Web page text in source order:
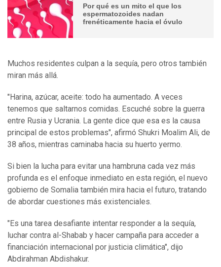
Por qué es un mito el que los
espermatozoides nadan
frenéticamente hacia el óvulo
Muchos residentes culpan a la sequía, pero otros también
miran más allá.
"Harina, azúcar, aceite: todo ha aumentado. A veces
tenemos que saltarnos comidas. Escuché sobre la guerra
entre Rusia y Ucrania. La gente dice que esa es la causa
principal de estos problemas", afirmó Shukri Moalim Ali, de
38 años, mientras caminaba hacia su huerto yermo.
Si bien la lucha para evitar una hambruna cada vez más
profunda es el enfoque inmediato en esta región, el nuevo
gobierno de Somalia también mira hacia el futuro, tratando
de abordar cuestiones más existenciales.
"Es una tarea desafiante intentar responder a la sequía,
luchar contra al-Shabab y hacer campaña para acceder a
financiación internacional por justicia climática", dijo
Abdirahman Abdishakur.